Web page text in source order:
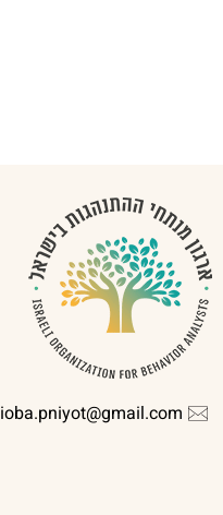
ioba.pniyot@gmail.com